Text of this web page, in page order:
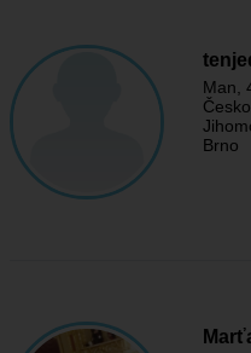
Man
Česko
Brno